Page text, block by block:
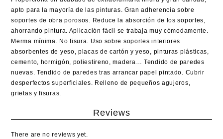
apto para la mayoría de las pinturas. Gran adherencia sobre
soportes de obra porosos. Reduce la absorción de los soportes,
ahorrando pintura. Aplicación fácil se trabaja muy cómodamente.
Merma mínima. No fisura. Uso sobre soportes interiores
absorbentes de yeso, placas de cartón y yeso, pinturas plásticas,
cemento, hormigón, poliestireno, madera… Tendido de paredes
nuevas. Tendido de paredes tras arrancar papel pintado. Cubrir
desperfectos superficiales. Relleno de pequeños agujeros,
grietas y fisuras.
Reviews
There are no reviews yet.